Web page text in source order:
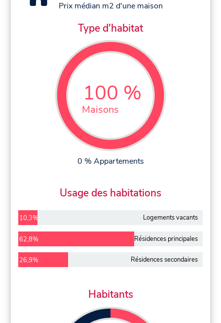
Prix médian m2 d'une maison
Type d'habitat
100 %
Maisons
0 % Appartements
Usage des habitations
10,3% Logements vacants
62,8% Résidences principales
26,9% Résidences secondaires
Habitants